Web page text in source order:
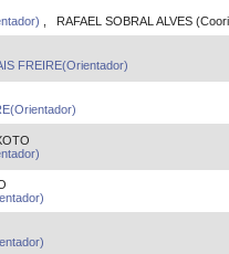
, RAFAEL SOBRAL ALVES
FREIRE(Orientador)